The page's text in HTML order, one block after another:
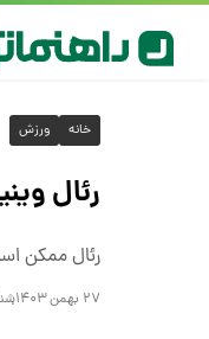
خانه ورزش
رئال
رئال ممکن
۲۷ بهمن ۱۴۰۳